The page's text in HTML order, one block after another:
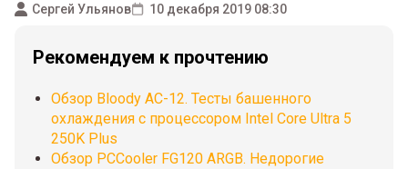
Сергей Ульянов 10 декабря 2019 08:30
Рекомендуем к прочтению
Обзор Bloody AC-12. Тесты башенного
охлаждения с процессором Intel Core Ultra 5
250K Plus
Обзор PCCooler FG120 ARGB. Недорогие